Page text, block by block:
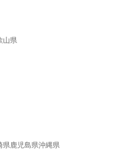
山県
県鹿児島県沖縄県